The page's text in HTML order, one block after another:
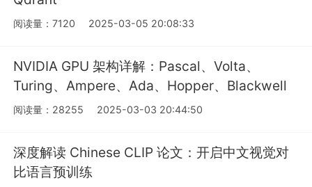
阅读量：7120 2025-03-05 20:08:33
NVIDIA GPU 架构详解：Pascal、Volta、
Turing、Ampere、Ada、Hopper、Blackwell
阅读量：28255 2025-03-03 20:44:50
深度解读 Chinese CLIP 论文：开启中文视觉对
比语言预训练